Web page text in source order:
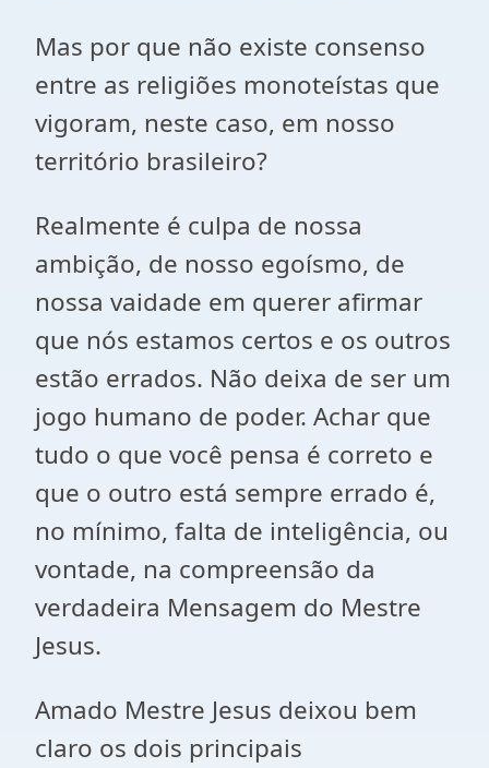
Mas por que não existe consenso
entre as religiões monoteístas que
vigoram, neste caso, em nosso
território brasileiro?
Realmente é culpa de nossa
ambição, de nosso egoísmo, de
nossa vaidade em querer afirmar
que nós estamos certos e os outros
estão errados. Não deixa de ser um
jogo humano de poder. Achar que
tudo o que você pensa é correto e
que o outro está sempre errado é,
no mínimo, falta de inteligência, ou
vontade, na compreensão da
verdadeira Mensagem do Mestre
Jesus.
Amado Mestre Jesus deixou bem
claro os dois principais